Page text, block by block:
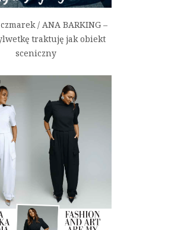
/ ANA BARKING –
traktuję jak obiekt
sceniczny